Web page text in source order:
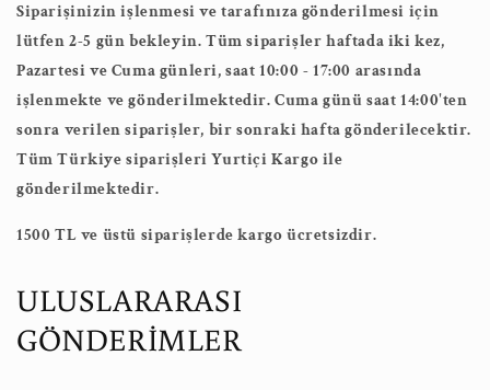
Siparişinizin işlenmesi ve tarafınıza gönderilmesi için
lütfen 2-5 gün bekleyin. Tüm siparişler haftada iki kez,
Pazartesi ve Cuma günleri, saat 10:00 - 17:00 arasında
işlenmekte ve gönderilmektedir. Cuma günü saat 14:00'ten
sonra verilen siparişler, bir sonraki hafta gönderilecektir.
Tüm Türkiye siparişleri Yurtiçi Kargo ile
gönderilmektedir.
1500 TL ve üstü siparişlerde kargo ücretsizdir.
ULUSLARARASI
GÖNDERİMLER